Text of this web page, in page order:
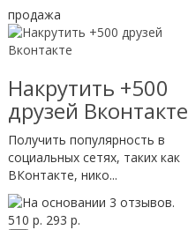
продажа
Накрутить +500
друзей Вконтакте
Получить популярность в
социальных сетях, таких как
ВКонтакте, нико...
510 р. 293 р.